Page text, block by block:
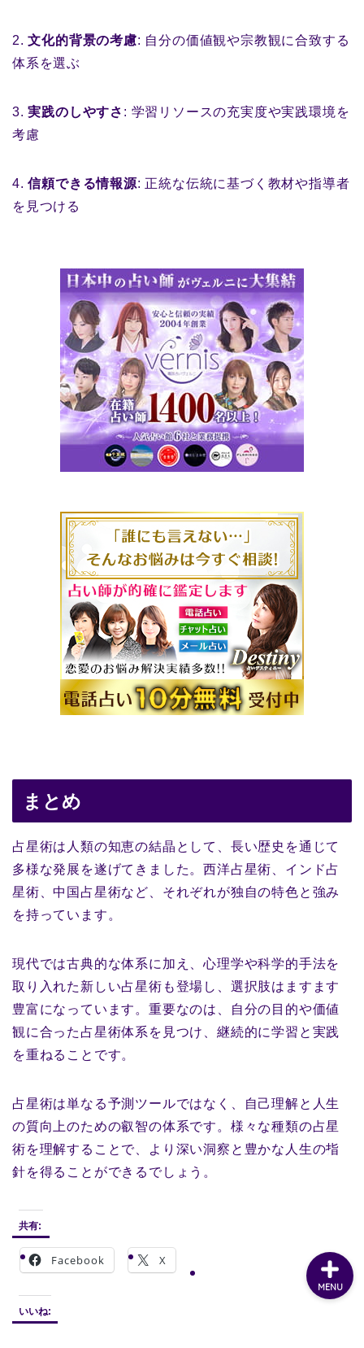
2.文化的背景の考慮: 自分の価値観や宗教観に合致する
体系を選ぶ
3.実践のしやすさ : 学習リソースの充実度や実践環境を
考慮
4.信頼できる情報源: 正統な伝統に基づく教材や指導者
を見つける
まとめ
占星術は人類の知恵の結晶として、長い歴史を通じて
多様な発展を遂げてきました。西洋占星術、インド占
星術、中国占星術など、それぞれが独自の特色と強み
を持っています。
現代では古典的な体系に加え、心理学や科学的手法を
取り入れた新しい占星術も登場し、選択肢はますます
豊富になっています。重要なのは、自分の目的や価値
観に合った占星術体系を見つけ、継続的に学習と実践
を重ねることです。
占星術は単なる予測ツールではなく、自己理解と人生
の質向上のための叡智の体系です。様々な種類の占星
術を理解することで、より深い洞察と豊かな人生の指
針を得ることができるでしょう。
共有:
Facebook X
いいね:
MENU